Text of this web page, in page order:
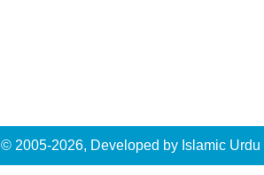
© 2005-2026, Developed by Islamic